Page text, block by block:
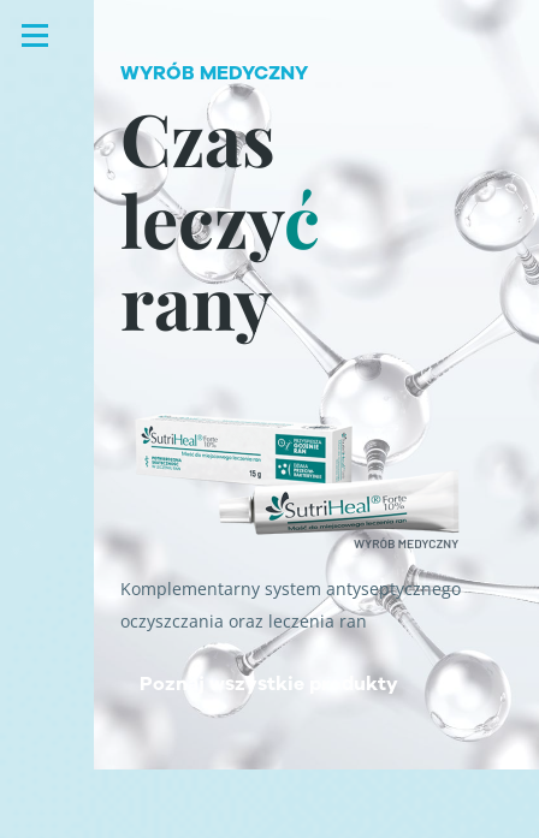
WYRÓB MEDYCZNY
Czas
leczyć
rany
Komplementarny system antyseptycznego
oczyszczania oraz leczenia ran
Poznaj wszystkie produkty